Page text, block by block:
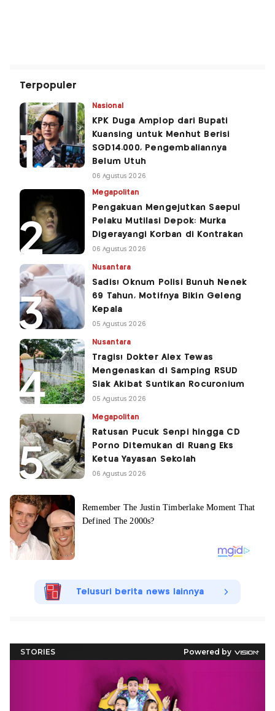
Terpopuler
Nasional
KPK Duga Amplop dari Bupati
Kuansing untuk Menhut Berisi
SGD14.000, Pengembaliannya
Belum Utuh
06 Agustus 2026
Megapolitan
Pengakuan Mengejutkan Saepul
Pelaku Mutilasi Depok: Murka
Digerayangi Korban di Kontrakan
06 Agustus 2026
Nusantara
Sadis! Oknum Polisi Bunuh Nenek
69 Tahun, Motifnya Bikin Geleng
Kepala
05 Agustus 2026
Nusantara
Tragis! Dokter Alex Tewas
Mengenaskan di Samping RSUD
Siak Akibat Suntikan Rocuronium
05 Agustus 2026
Megapolitan
Ratusan Pucuk Senpi hingga CD
Porno Ditemukan di Ruang Eks
Ketua Yayasan Sekolah
06 Agustus 2026
Telusuri berita news lainnya